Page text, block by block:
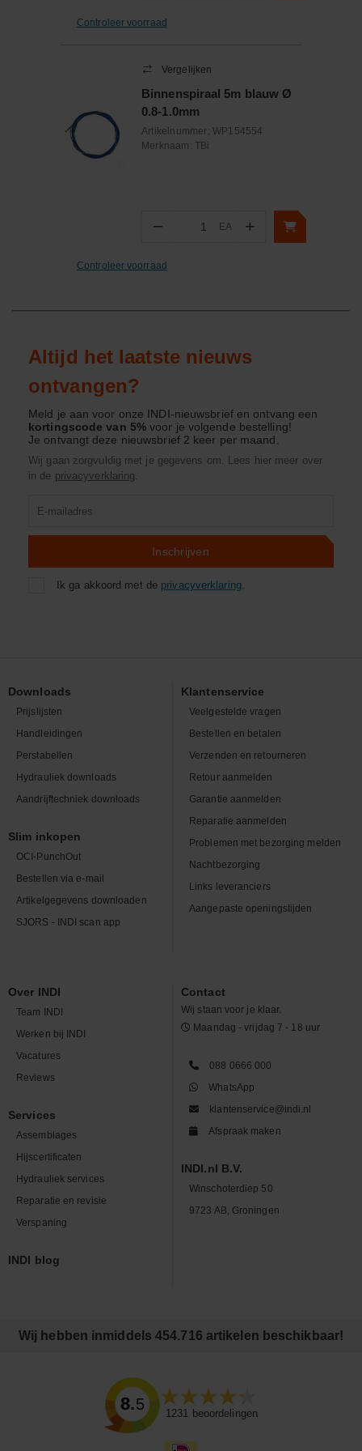
Controleer voorraad
Vergelijken
Binnenspiraal 5m blauw Ø
0.8-1.0mm
Artikelnummer: WP154554
Merknaam: TBi
− Aantal
EA +
Controleer voorraad
Altijd het laatste nieuws
ontvangen?
Meld je aan voor onze INDI-nieuwsbrief en ontvang een
kortingscode van 5%voor je volgende bestelling!
Je ontvangt deze nieuwsbrief 2 keer per maand.
Wij gaan zorgvuldig met je gegevens om. Lees hier meer over
in de privacyverklaring.
Inschrijven
Ik ga akkoord met de privacyverklaring.
Downloads
Prijslijsten
Handleidingen
Perstabellen
Hydrauliek downloads
Aandrijftechniek downloads
Slim inkopen
OCI-PunchOut
Bestellen via e-mail
Artikelgegevens downloaden
SJORS - INDI scan app
Klantenservice
Veelgestelde vragen
Bestellen en betalen
Verzenden en retourneren
Retour aanmelden
Garantie aanmelden
Reparatie aanmelden
Problemen met bezorging melden
Nachtbezorging
Links leveranciers
Aangepaste openingstijden
Over INDI
Team INDI
Werken bij INDI
Vacatures
Reviews
Services
Assemblages
Hijscertificaten
Hydrauliek services
Reparatie en revisie
Verspaning
INDI blog
Contact
Wij staan voor je klaar.
Maandag - vrijdag 7 - 18 uur
088 0666 000
WhatsApp
klantenservice@indi.nl
Afspraak maken
INDI.nl B.V.
Winschoterdiep 50
9723 AB, Groningen
Wij hebben inmiddels 454.716 artikelen beschikbaar!
8.5
1231 beoordelingen